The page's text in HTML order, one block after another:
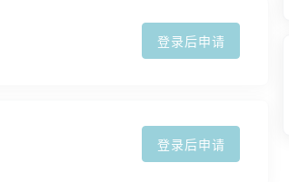
登录后申请
登录后申请